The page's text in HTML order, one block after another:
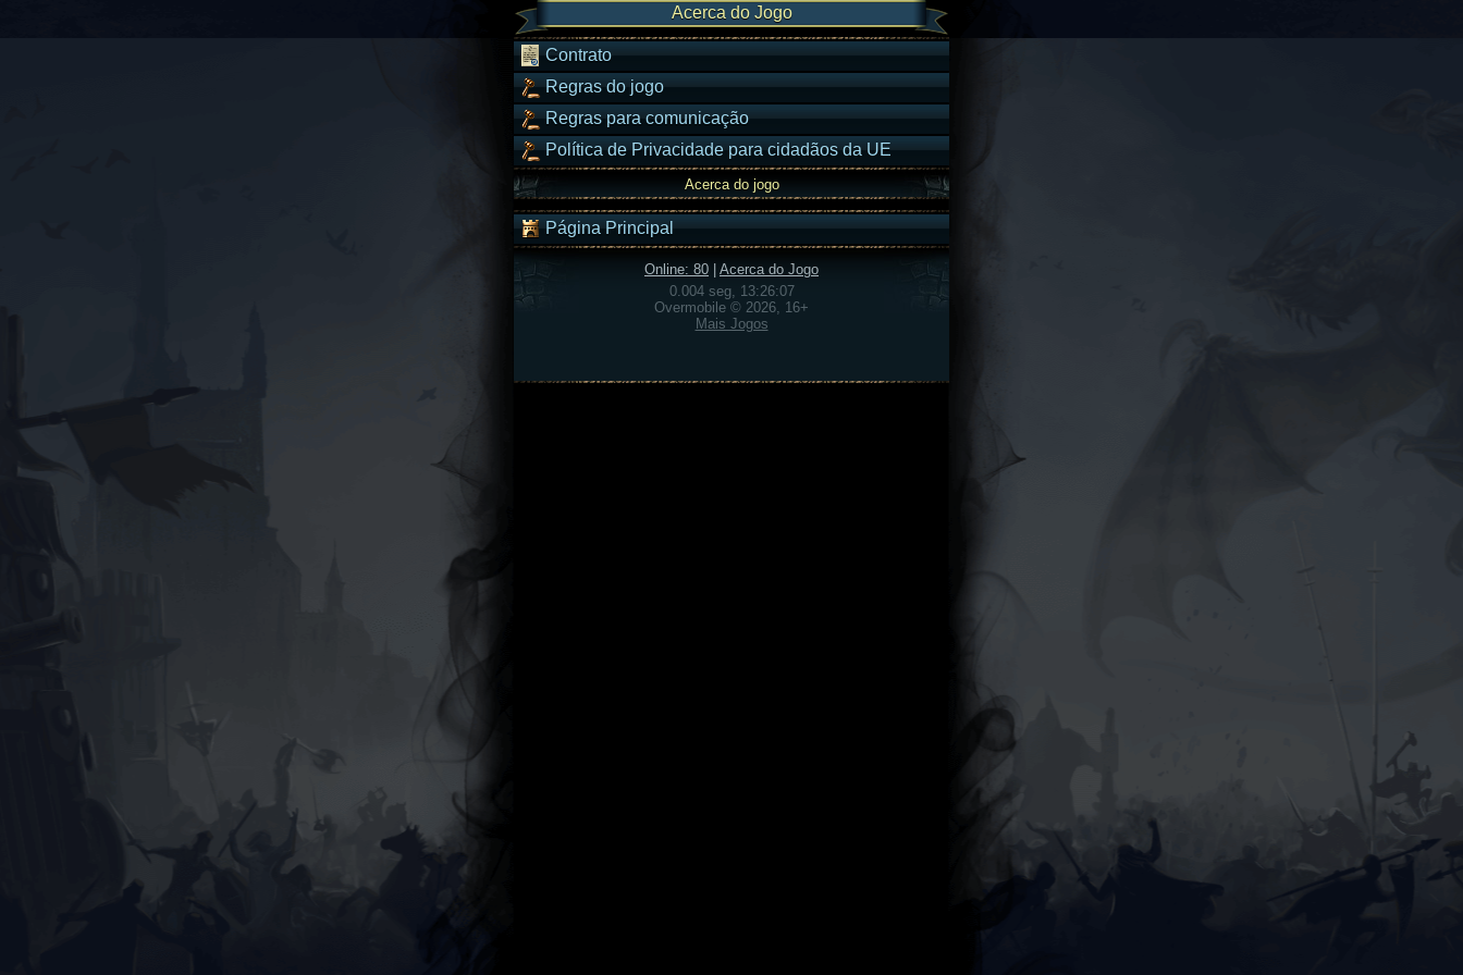
Acerca do Jogo
Contrato
Regras do jogo
Regras para comunicação
Política de Privacidade para cidadãos da UE
Acerca do jogo
Página Principal
Online: 80
Acerca do Jogo
0.004 seg, 13:26:07
Overmobile © 2026, 16+
Mais Jogos